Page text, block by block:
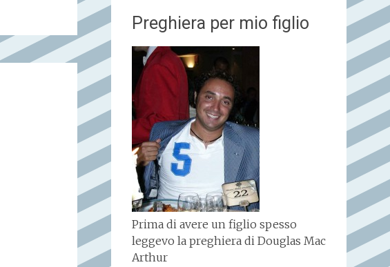
Preghiera per mio figlio
Prima di avere un figlio spesso
leggevo la preghiera di Douglas Mac
Arthur